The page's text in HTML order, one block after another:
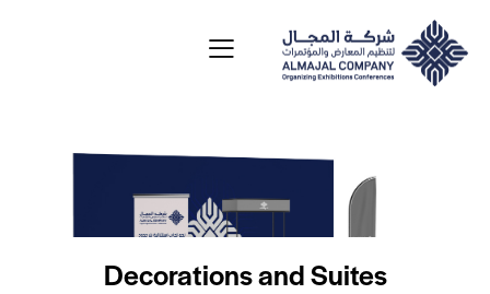
Decorations and Suites